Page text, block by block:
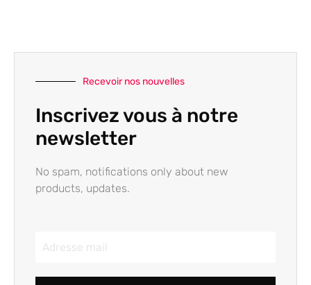
Recevoir nos nouvelles
Inscrivez vous à notre
newsletter
No spam, notifications only about new
products, updates.